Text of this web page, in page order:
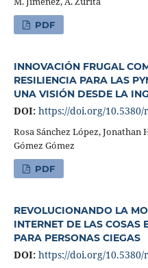
PDF
INNOVACIÓN FRUGAL
RESILIENCIA PARA LAS
UNA VISIÓN DESDE LA
DOI: https://doi.org/
Rosa Sánchez López,
Gómez Gómez
PDF
REVOLUCIONANDO LA
INTERNET DE LAS COSAS
PARA PERSONAS CIEGAS
DOI: https://doi.org/